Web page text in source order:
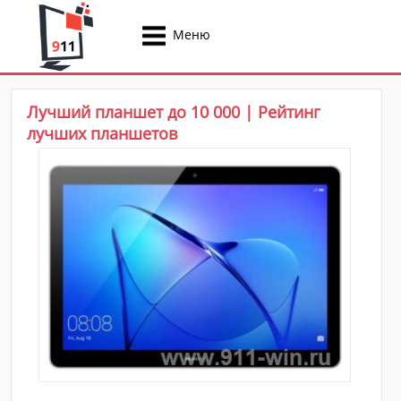
Меню
Лучший планшет до 10 000 | Рейтинг
лучших планшетов